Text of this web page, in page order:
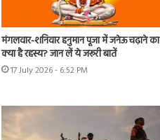
मंगलवार-शनिवार हनुमान पूजा में जनेऊ चढ़ाने का
क्या है रहस्य? जान लें ये जरूरी बातें
17 July 2026 - 6:52 PM